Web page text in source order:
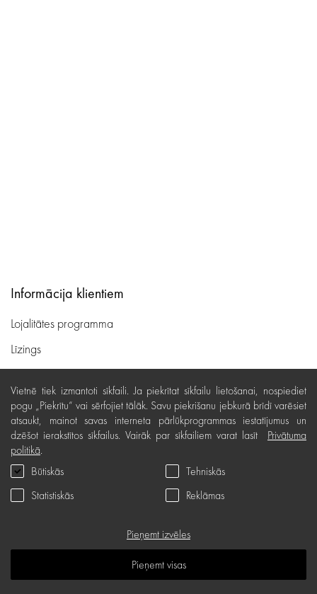
Informācija klientiem
Lojalitātes programma
Līzings
Lietošanas noteikumi
Preču piegāde, apmaksa
Bezmaksas preču atgriešana
Preču kvalitātes garantija
Dāvanu kartes noteikumi
Serviss
Dāvanu karte
B.U.J.
Vietnē tiek izmantoti sīkfaili. Ja piekrītat sīkfailu lietošanai, nospiediet
pogu „Piekrītu“ vai sērfojiet tālāk. Savu piekrišanu jebkurā brīdī varēsiet
atsaukt, mainot savas interneta pārlūkprogrammas iestatījumus un
dzēšot ierakstītos sīkfailus. Vairāk par sīkfailiem varat lasīt Privātuma
politikā.
Būtiskās
Tehniskās
Statistiskās
Reklāmas
Pieņemt izvēles
Pieņemt visas